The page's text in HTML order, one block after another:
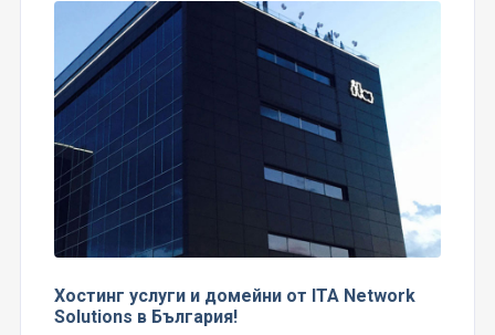
Хостинг услуги и домейни от ITA Network
Solutions в България!